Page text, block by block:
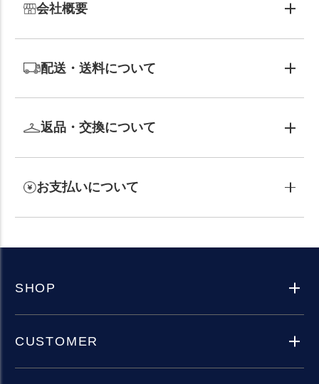
会社概要
配送・送料について
返品・交換について
お支払いについて
SHOP
CUSTOMER